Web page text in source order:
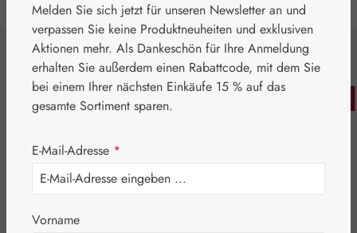
Leitner Lifecare Aromatherapie Embamed®
Schwarzkiefernadelöl
Melden Sie sich jetzt für unseren Newsletter an und
verpassen Sie keine Produktneuheiten und exklusiven
Aktionen mehr. Als Dankeschön für Ihre Anmeldung
erhalten Sie außerdem einen Rabattcode, mit dem Sie
bei einem Ihrer nächsten Einkäufe 15 % auf das
gesamte Sortiment sparen.
E-Mail-Adresse *
Vorname